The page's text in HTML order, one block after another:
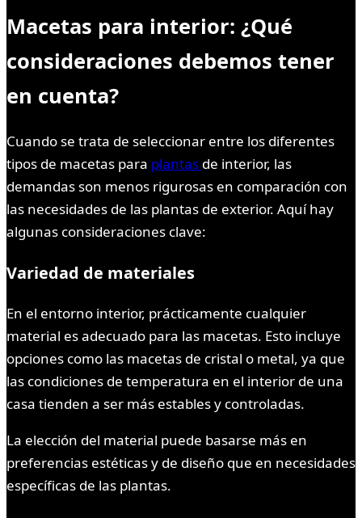
Macetas para interior: ¿Qué
consideraciones debemos tener
en cuenta?
Cuando se trata de seleccionar entre los diferentes
tipos de macetas para plantas de interior, las
demandas son menos rigurosas en comparación con
las necesidades de las plantas de exterior. Aquí hay
algunas consideraciones clave:
Variedad de materiales
En el entorno interior, prácticamente cualquier
material es adecuado para las macetas. Esto incluye
opciones como las macetas de cristal o metal, ya que
las condiciones de temperatura en el interior de una
casa tienden a ser más estables y controladas.
La elección del material puede basarse más en
preferencias estéticas y de diseño que en necesidades
específicas de las plantas.